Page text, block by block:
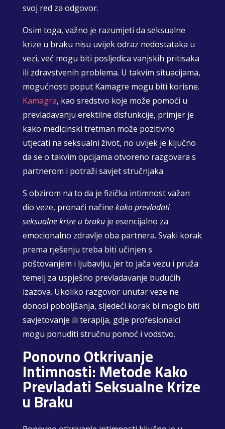
svoj red za odgovor.
Osim toga, važno je razumjeti da seksualne
krize u braku nisu uvijek odraz nedostataka u
vezi, već mogu biti posljedica vanjskih pritisaka
ili zdravstvenih problema. U takvim situacijama,
mogućnosti poput Kamagre mogu biti korisne.
Kamagra, kao sredstvo koje može pomoći u
prevladavanju erektilne disfunkcije, primjer je
kako medicinski tretman može pozitivno
utjecati na seksualni život, no uvijek je ključno
da se o takvim opcijama otvoreno razgovara s
partnerom i potraži savjet stručnjaka.
S obzirom na to da je fizička intimnost važan
dio veze, pronaći načine kako prevladati
seksualne krize u brakuje esencijalno za
emocionalno zdravlje oba partnera. Svaki korak
prema rješenju treba biti učinjen s
poštovanjem i ljubavlju, jer to jača vezu i pruža
temelj za uspješno prevladavanje budućih
izazova. Ukoliko razgovor unutar veze ne
donosi poboljšanja, sljedeći korak bi moglo biti
savjetovanje ili terapija, gdje profesionalci
mogu ponuditi stručnu pomoć i vodstvo.
Ponovno Otkrivanje
Intimnosti: Metode Kako
Prevladati Seksualne Krize
u Braku